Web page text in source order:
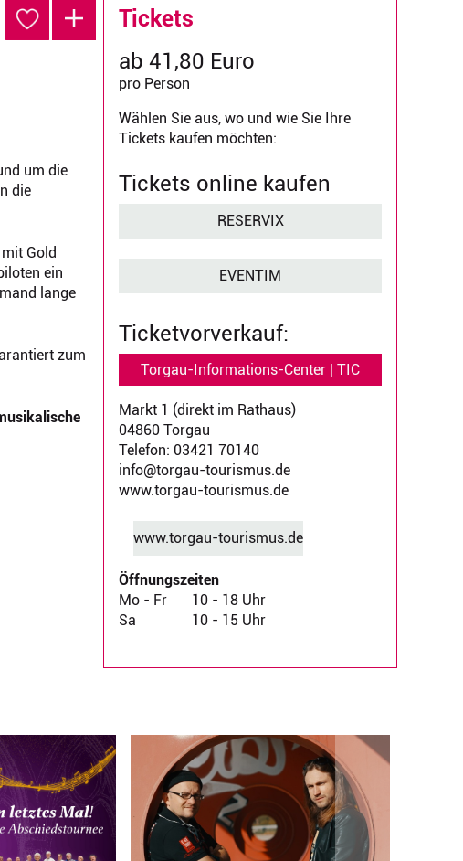
um die
die
Gold
ein
lange
zum
Tickets
ab 41,80 Euro
pro Person
Wählen Sie aus, wo und wie Sie Ihre
Tickets kaufen möchten:
Tickets online kaufen
RESERVIX
EVENTIM
Ticketvorverkauf:
Torgau-Informations-Center | TIC
Markt 1 (direkt im Rathaus)
04860 Torgau
Telefon: 03421 70140
info@torgau-tourismus.de
www.torgau-tourismus.de
www.torgau-tourismus.de
Öffnungszeiten
Mo - Fr
10 - 18 Uhr
Sa
10 - 15 Uhr